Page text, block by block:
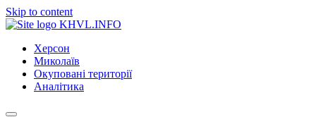
Skip to content
KHVL.INFO
Херсон
Миколаїв
Окуповані території
Аналітика